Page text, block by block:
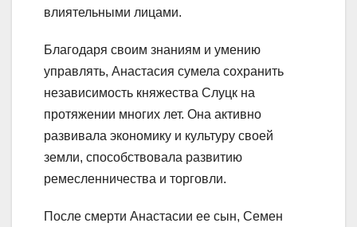
влиятельными лицами.
Благодаря своим знаниям и умению
управлять, Анастасия сумела сохранить
независимость княжества Слуцк на
протяжении многих лет. Она активно
развивала экономику и культуру своей
земли, способствовала развитию
ремесленничества и торговли.
После смерти Анастасии ее сын, Семен